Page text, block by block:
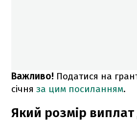
Важливо! Податися на
січня за цим посиланням.
Який розмір виплат